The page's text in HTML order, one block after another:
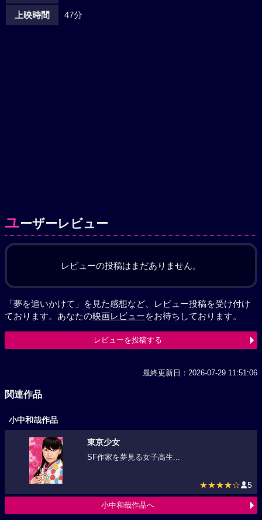
上映時間 47分
ユーザーレビュー
レビューの投稿はまだありません。
「夢を追いかけて」を見た感想など、レビュー投稿を受け付け
ております。あなたの映画レビューをお待ちしております。
レビューを投稿する
最終更新日：2026-07-29 11:51:06
関連作品
小中和哉作品
東京少女
SF作家を夢見る女子高生...
★★★★☆ 5
小中和哉作品へ